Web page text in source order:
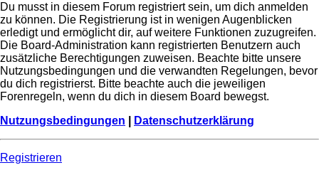
Du musst in diesem Forum registriert sein, um dich anmelden
zu können. Die Registrierung ist in wenigen Augenblicken
erledigt und ermöglicht dir, auf weitere Funktionen zuzugreifen.
Die Board-Administration kann registrierten Benutzern auch
zusätzliche Berechtigungen zuweisen. Beachte bitte unsere
Nutzungsbedingungen und die verwandten Regelungen, bevor
du dich registrierst. Bitte beachte auch die jeweiligen
Forenregeln, wenn du dich in diesem Board bewegst.
Nutzungsbedingungen
Datenschutzerklärung
Registrieren